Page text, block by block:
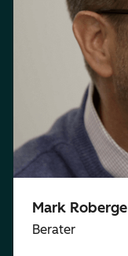
Mark Roberge
Berater